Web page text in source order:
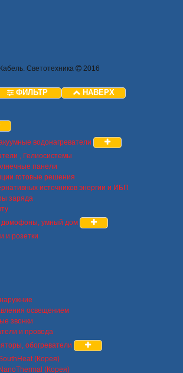
Светотехника
2016
ФИЛЬТР НАВЕРХ
водонагреватели
, Гелиосистемы
панели
готовые решения
источников энергии и ИБП
заряда
домофоны, умный дом
и розетки
освещением
звонки
и провода
обогреватели
(Корея)
(Корея)